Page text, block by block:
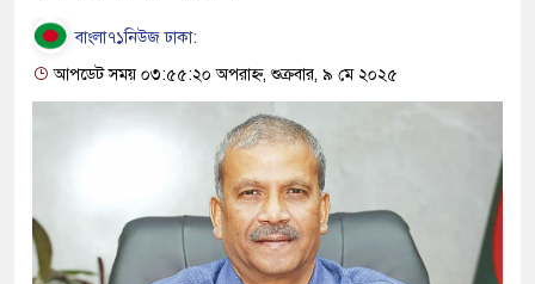
বাংলা৭১নিউজ ঢাকা:
আপডেট সময় ০৩:৫৫:২০ অপরাহ্ন, শুক্রবার, ৯ মে ২০২৫